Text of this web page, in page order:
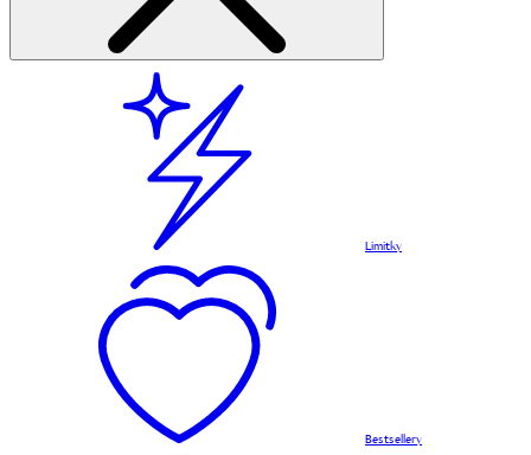
Limitky
Bestsellery